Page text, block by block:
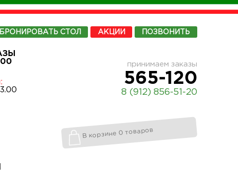
СТОЛ АКЦИИ ПОЗВОНИТЬ
принимаем заказы
565-120
8 (912) 856-51-20
В корзине 0 товаров